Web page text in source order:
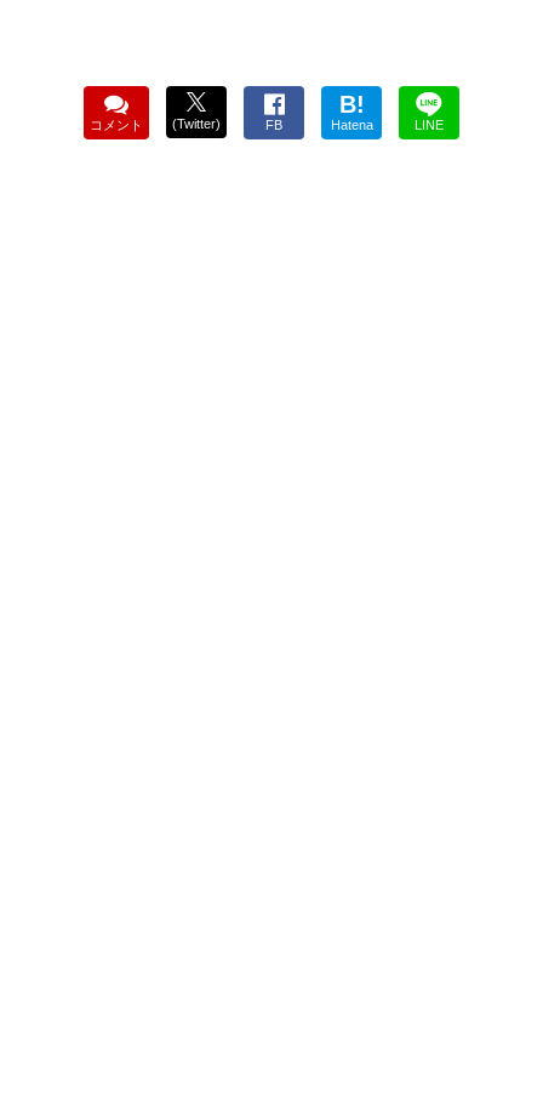
コメント (Twitter) FB
B!
Hatena LINE